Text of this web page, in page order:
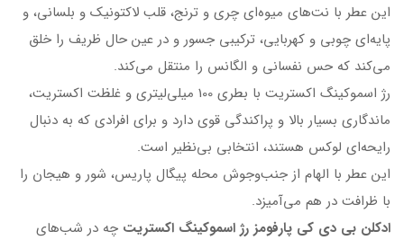
این عطر با نت‌های میوه‌ای چری و ترنج، قلب لاکتونیک و بلسانی، و
پایه‌ای چوبی و کهربایی، ترکیبی جسور و در عین حال ظریف را خلق
می‌کند که حس نفسانی و الگانس را منتقل می‌کند.
رژ اسموکینگ اکستریت با بطری 100 میلی‌لیتری و غلظت اکستریت،
ماندگاری بسیار بالا و پراکندگی قوی دارد و برای افرادی که به دنبال
رایحه‌ای لوکس هستند، انتخابی بی‌نظیر است.
این عطر با الهام از جنب‌وجوش محله پیگال پاریس، شور و هیجان را
با ظرافت در هم می‌آمیزد.
ادکلن بی دی کی پارفومز رژ اسموکینگ اکستریت چه در شب‌های